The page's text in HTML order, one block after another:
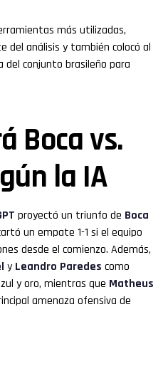
más utilizadas,
del análisis y también colocó al
del conjunto brasileño para
Boca vs.
la IA
proyectó un triunfo de Boca
un empate 1-1 si el equipo
desde el comienzo. Además,
y Leandro Paredes como
y oro, mientras que Matheus
amenaza ofensiva de